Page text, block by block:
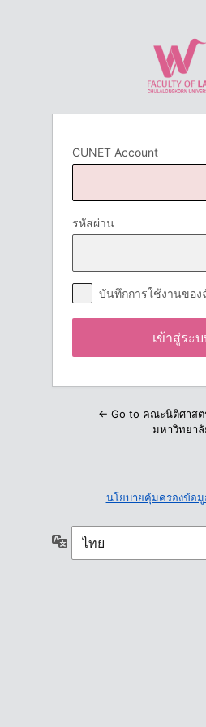
CUNET Account
รหัสผ่าน
บันทึกการใช้งานของ
← Go to คณะนิติศาสต
มหาวิทยาลั
นโยบายคุ้มครองข้อ
ภาษา